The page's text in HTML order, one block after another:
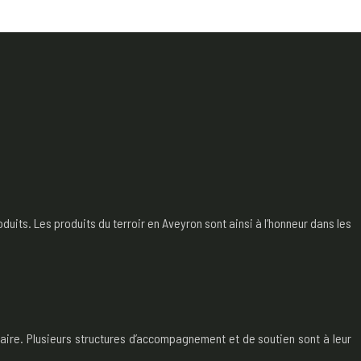
Les produits du terroir en Aveyron sont ainsi à l’honneur dans les
Plusieurs structures d’accompagnement et de soutien sont à leur